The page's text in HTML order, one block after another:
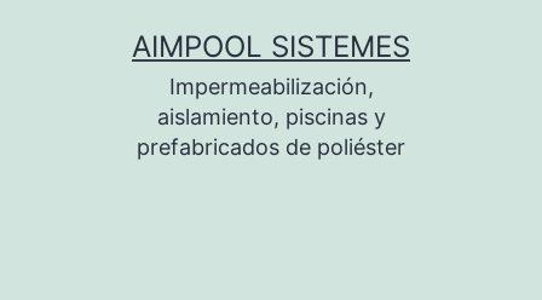
AIMPOOL SISTEMES
Impermeabilización,
aislamiento, piscinas y
prefabricados de poliéster